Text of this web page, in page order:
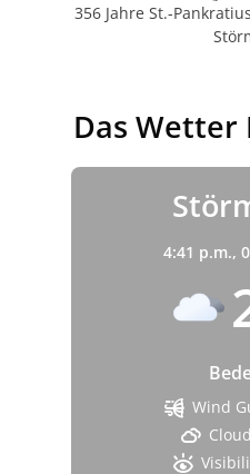
356 Jahre St.-
Das Wetter
4:41 p.m.,
Wind